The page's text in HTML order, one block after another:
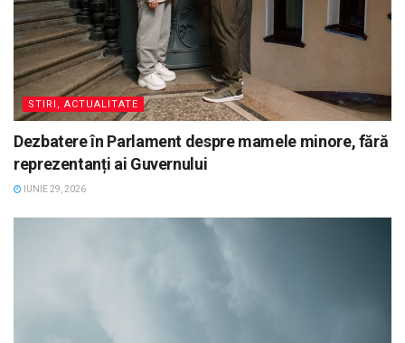
STIRI, ACTUALITATE
Dezbatere în Parlament despre mamele minore, fără
reprezentanți ai Guvernului
IUNIE 29, 2026